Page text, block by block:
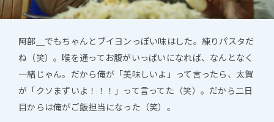
阿部＿ でもちゃんとブイヨンっぽい味はした。練りパスタだ
ね（笑）。喉を通ってお腹がいっぱいになれば、なんとなく
一緒じゃん。だから俺が「美味しいよ」って言ったら、太賀
が「クソまずいよ！！！」って言ってた（笑）。だから二日
目からは俺がご飯担当になった（笑）。